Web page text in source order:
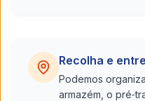
Recolha e
Podemos
armazém, o